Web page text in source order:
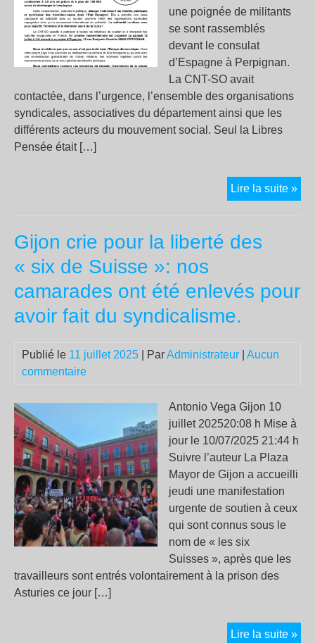
une poignée de militants
se sont rassemblés
devant le consulat
d’Espagne à Perpignan.
La CNT-SO avait
contactée, dans l’urgence, l’ensemble des organisations
syndicales, associatives du département ainsi que les
différents acteurs du mouvement social. Seul la Libres
Pensée était […]
Lire la suite »
Gijon crie pour la liberté des
« six de Suisse »: nos
camarades ont été enlevés pour
avoir fait du syndicalisme.
Publié le 11 juillet 2025 | ParAdministrateur
Aucun
commentaire
Antonio Vega Gijon 10
juillet 202520:08 h Mise à
jour le 10/07/2025 21:44 h
Suivre l’auteur La Plaza
Mayor de Gijon a accueilli
jeudi une manifestation
urgente de soutien à ceux
qui sont connus sous le
nom de « les six
Suisses », après que les
travailleurs sont entrés volontairement à la prison des
Asturies ce jour […]
Lire la suite »